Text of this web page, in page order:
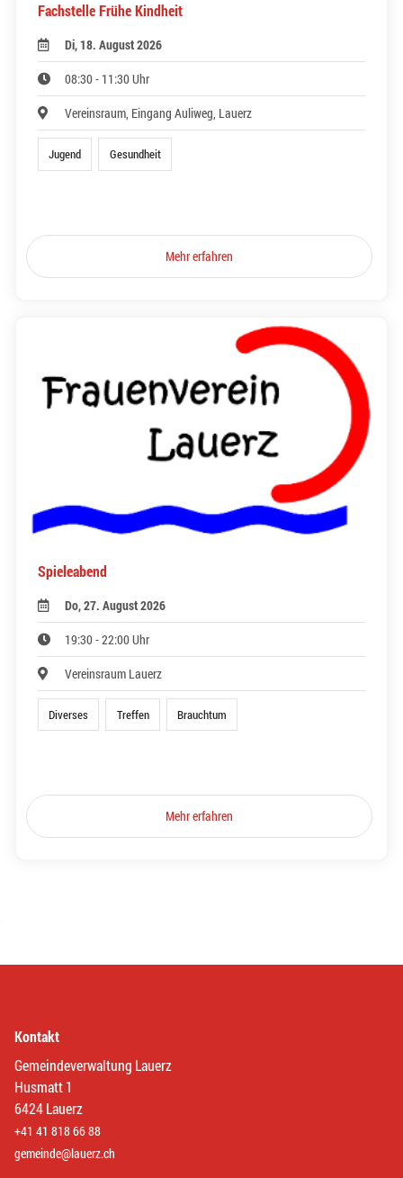
Fachstelle Frühe Kindheit
Di, 18. August 2026
08:30 - 11:30 Uhr
Vereinsraum, Eingang Auliweg, Lauerz
Jugend Gesundheit
Mehr erfahren
Spieleabend
Do, 27. August 2026
19:30 - 22:00 Uhr
Vereinsraum Lauerz
Diverses Treffen Brauchtum
Mehr erfahren
Kontakt
Gemeindeverwaltung Lauerz
Husmatt 1
6424 Lauerz
+41 41 818 66 88
gemeinde@lauerz.ch